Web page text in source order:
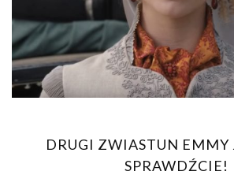
DRUGI ZWIASTUN EMMY
SPRAWDŹCIE!